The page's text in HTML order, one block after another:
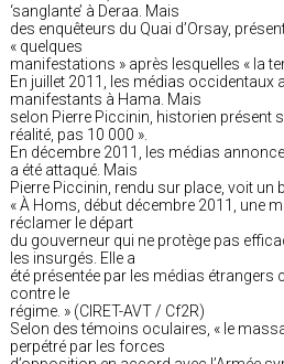
‘sanglante’ à Deraa. Mais
des enquêteurs du Quai d’Orsay,
« quelques
manifestations » après lesquelles « la
En juillet 2011, les médias occidentaux
manifestants à Hama. Mais
selon Pierre Piccinin, historien présent
réalité, pas 10 000 ».
En décembre 2011, les médias
a été attaqué. Mais
Pierre Piccinin, rendu sur place, voit un
« À Homs, début décembre 2011, une
réclamer le départ
du gouverneur qui ne protège pas
les insurgés. Elle a
été présentée par les médias
contre le
régime. » (CIRET-AVT / Cf2R)
Selon des témoins oculaires, « le
perpétré par les forces